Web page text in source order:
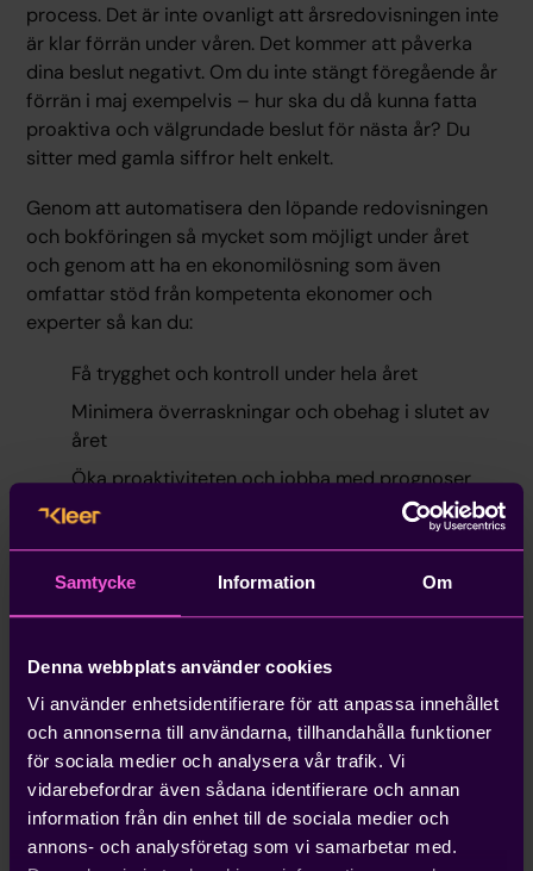
Samtycke Information Om
Denna webbplats använder cookies
Vi använder enhetsidentifierare för att anpassa innehållet
och annonserna till användarna, tillhandahålla funktioner
för sociala medier och analysera vår trafik. Vi
vidarebefordrar även sådana identifierare och annan
information från din enhet till de sociala medier och
annons- och analysföretag som vi samarbetar med.
process. Det är inte ovanligt att årsredovisningen inte
är klar förrän under våren. Det kommer att påverka
dina beslut negativt. Om du inte stängt föregående år
förrän i maj exempelvis – hur ska du då kunna fatta
proaktiva och välgrundade beslut för nästa år? Du
sitter med gamla siffror helt enkelt.
Genom att automatisera den löpande redovisningen
och bokföringen så mycket som möjligt under året
och genom att ha en ekonomilösning som även
omfattar stöd från kompetenta ekonomer och
experter så kan du:
Få trygghet och kontroll under hela året
Minimera överraskningar och obehag i slutet av
året
Öka proaktiviteten och jobba med prognoser
framåt
Få bättre beslutsunderlag som bygger på
realtidsuppdaterade siffror
årsredovisningen?
Vi tror på att automatisera så mycket som möjligt för
att spara tid och minimera felkällor. Själva arbetet
med att stänga året och ta fram en årsredovisning
kommer dock alltid att vara en manuell process. Det
är en människa som sammanställer året i ett
dokument. Men om över 90% av den löpande